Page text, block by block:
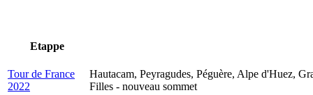
Etappe
Tour de France
2022
Hautacam, Peyragudes, Péguère, Alpe d'Huez,
Filles - nouveau sommet